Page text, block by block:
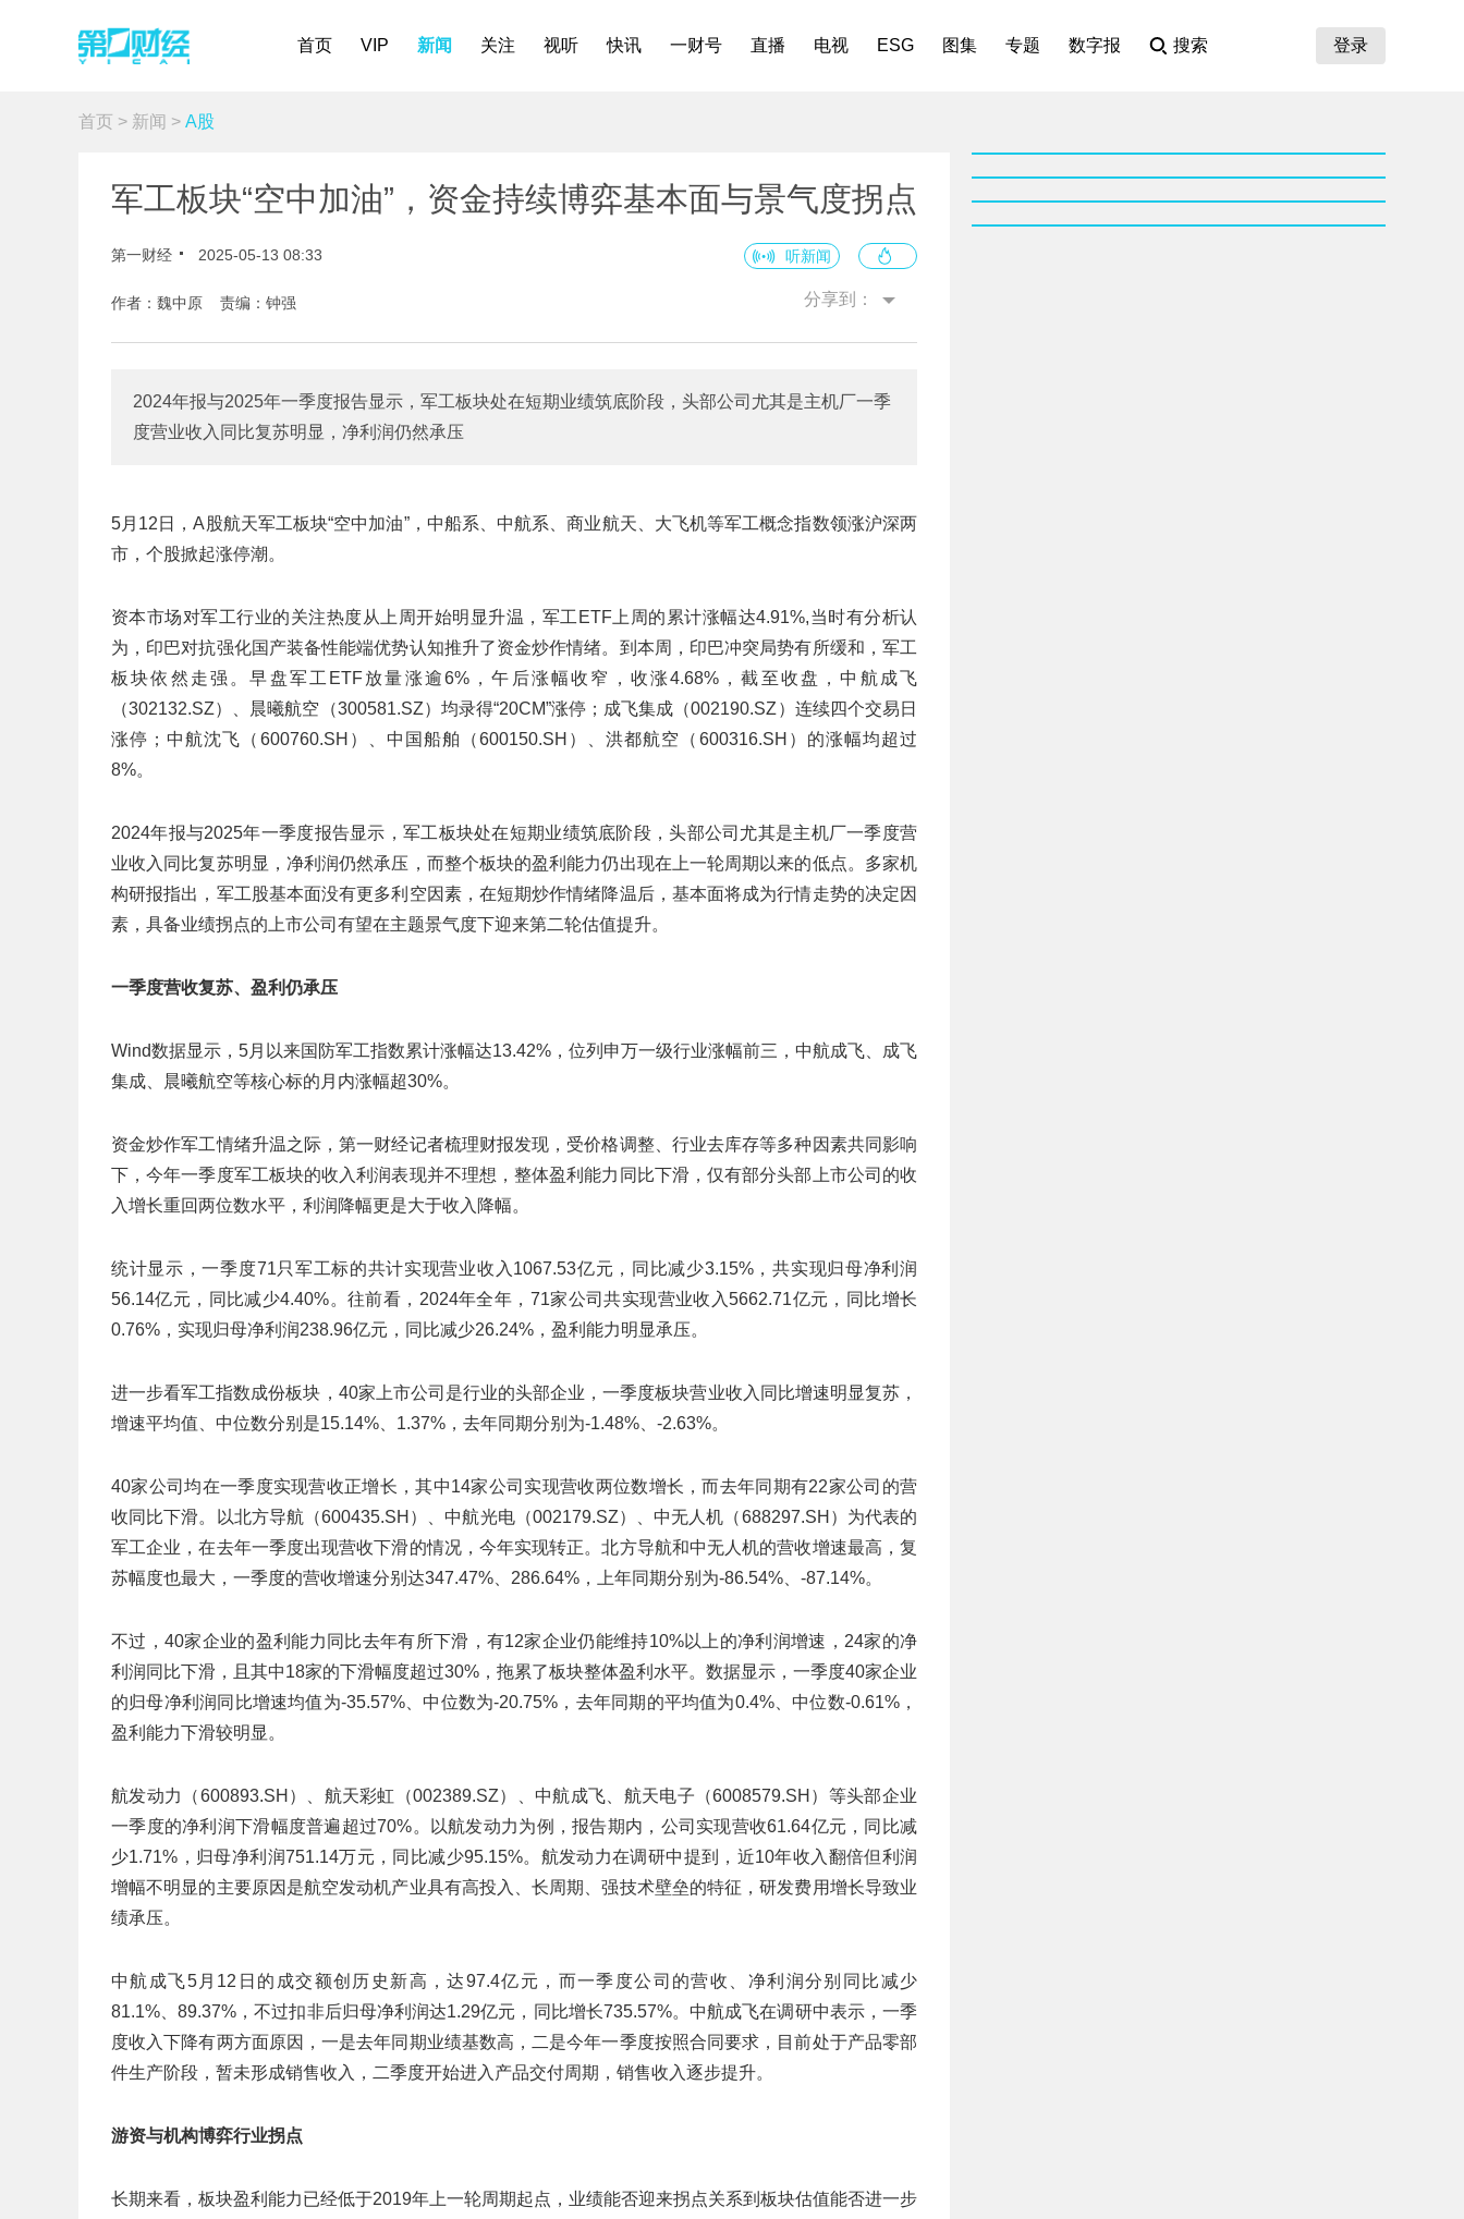
首页 VIP 新闻 关注 视听 快讯 一财号 直播 电视 ESG 图集 专题 数字报 搜索 登录
首页 > 新闻 > A股
军工板块“空中加油”，资金持续博弈基本面与景气度拐点
第一财经 2025-05-13 08:33 听新闻
作者：魏中原 责编：钟强 分享到：
2024年报与2025年一季度报告显示，军工板块处在短期业绩筑底阶段，头部公司尤其是主机厂一季
度营业收入同比复苏明显，净利润仍然承压
5月12日，A股航天军工板块“空中加油”，中船系、中航系、商业航天、大飞机等军工概念指数领涨沪深两
市，个股掀起涨停潮。
资本市场对军工行业的关注热度从上周开始明显升温，军工ETF上周的累计涨幅达4.91%,当时有分析认
为，印巴对抗强化国产装备性能端优势认知推升了资金炒作情绪。到本周，印巴冲突局势有所缓和，军工
板块依然走强。早盘军工ETF放量涨逾6%，午后涨幅收窄，收涨4.68%，截至收盘，中航成飞
（302132.SZ）、晨曦航空（300581.SZ）均录得“20CM”涨停；成飞集成（002190.SZ）连续四个交易日
涨停；中航沈飞（600760.SH）、中国船舶（600150.SH）、洪都航空（600316.SH）的涨幅均超过
8%。
2024年报与2025年一季度报告显示，军工板块处在短期业绩筑底阶段，头部公司尤其是主机厂一季度营
业收入同比复苏明显，净利润仍然承压，而整个板块的盈利能力仍出现在上一轮周期以来的低点。多家机
构研报指出，军工股基本面没有更多利空因素，在短期炒作情绪降温后，基本面将成为行情走势的决定因
素，具备业绩拐点的上市公司有望在主题景气度下迎来第二轮估值提升。
一季度营收复苏、盈利仍承压
Wind数据显示，5月以来国防军工指数累计涨幅达13.42%，位列申万一级行业涨幅前三，中航成飞、成飞
集成、晨曦航空等核心标的月内涨幅超30%。
资金炒作军工情绪升温之际，第一财经记者梳理财报发现，受价格调整、行业去库存等多种因素共同影响
下，今年一季度军工板块的收入利润表现并不理想，整体盈利能力同比下滑，仅有部分头部上市公司的收
入增长重回两位数水平，利润降幅更是大于收入降幅。
统计显示，一季度71只军工标的共计实现营业收入1067.53亿元，同比减少3.15%，共实现归母净利润
56.14亿元，同比减少4.40%。往前看，2024年全年，71家公司共实现营业收入5662.71亿元，同比增长
0.76%，实现归母净利润238.96亿元，同比减少26.24%，盈利能力明显承压。
进一步看军工指数成份板块，40家上市公司是行业的头部企业，一季度板块营业收入同比增速明显复苏，
增速平均值、中位数分别是15.14%、1.37%，去年同期分别为-1.48%、-2.63%。
40家公司均在一季度实现营收正增长，其中14家公司实现营收两位数增长，而去年同期有22家公司的营
收同比下滑。以北方导航（600435.SH）、中航光电（002179.SZ）、中无人机（688297.SH）为代表的
军工企业，在去年一季度出现营收下滑的情况，今年实现转正。北方导航和中无人机的营收增速最高，复
苏幅度也最大，一季度的营收增速分别达347.47%、286.64%，上年同期分别为-86.54%、-87.14%。
不过，40家企业的盈利能力同比去年有所下滑，有12家企业仍能维持10%以上的净利润增速，24家的净
利润同比下滑，且其中18家的下滑幅度超过30%，拖累了板块整体盈利水平。数据显示，一季度40家企业
的归母净利润同比增速均值为-35.57%、中位数为-20.75%，去年同期的平均值为0.4%、中位数-0.61%，
盈利能力下滑较明显。
航发动力（600893.SH）、航天彩虹（002389.SZ）、中航成飞、航天电子（6008579.SH）等头部企业
一季度的净利润下滑幅度普遍超过70%。以航发动力为例，报告期内，公司实现营收61.64亿元，同比减
少1.71%，归母净利润751.14万元，同比减少95.15%。航发动力在调研中提到，近10年收入翻倍但利润
增幅不明显的主要原因是航空发动机产业具有高投入、长周期、强技术壁垒的特征，研发费用增长导致业
绩承压。
中航成飞5月12日的成交额创历史新高，达97.4亿元，而一季度公司的营收、净利润分别同比减少
81.1%、89.37%，不过扣非后归母净利润达1.29亿元，同比增长735.57%。中航成飞在调研中表示，一季
度收入下降有两方面原因，一是去年同期业绩基数高，二是今年一季度按照合同要求，目前处于产品零部
件生产阶段，暂未形成销售收入，二季度开始进入产品交付周期，销售收入逐步提升。
游资与机构博弈行业拐点
长期来看，板块盈利能力已经低于2019年上一轮周期起点，业绩能否迎来拐点关系到板块估值能否进一步